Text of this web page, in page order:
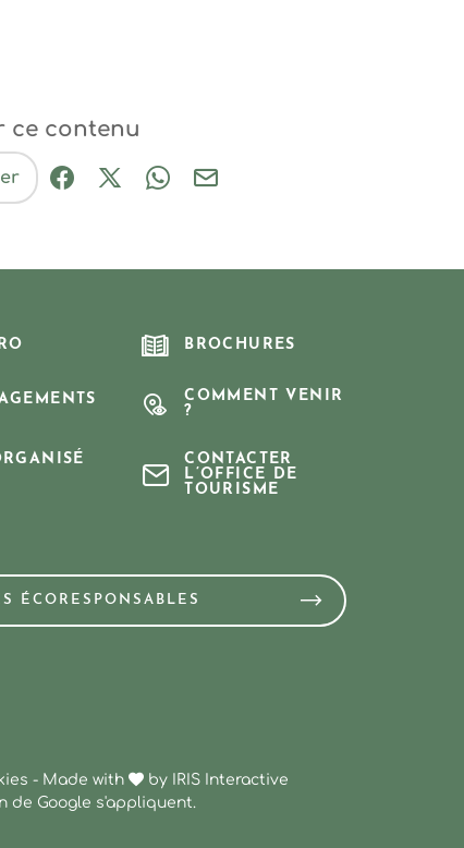
ce contenu
Partager sur Facebook (nouvelle
Partager sur X / Twitter (nouvelle
Partager sur WhatsApp
Partager par mail
BROCHURES
COMMENT VENIR
?
CONTACTER
L’OFFICE DE
TOURISME
ÉCORESPONSABLES
- Made with by
IRIS Interactive
de Google s'appliquent.